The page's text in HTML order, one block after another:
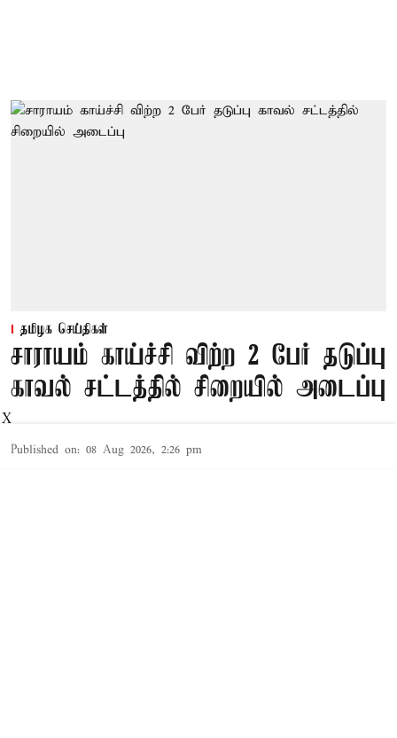
தமிழக செய்திகள்
சாராயம் காய்ச்சி விற்ற 2 பேர் தடுப்பு
காவல் சட்டத்தில் சிறையில் அடைப்பு
Published on: 08 Aug 2026, 2:26 pm
X